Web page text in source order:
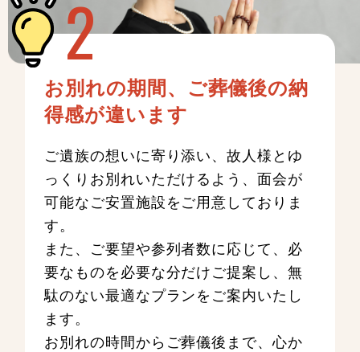
お別れの期間、ご葬儀後の納
得感が違います
ご遺族の想いに寄り添い、故人様とゆ
っくりお別れいただけるよう、面会が
可能なご安置施設をご用意しておりま
す。
また、ご要望や参列者数に応じて、必
要なものを必要な分だけご提案し、無
駄のない最適なプランをご案内いたし
ます。
お別れの時間からご葬儀後まで、心か